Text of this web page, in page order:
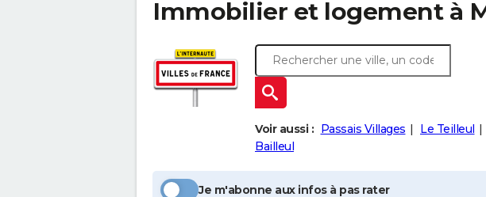
Immobilier et logement à
Voir aussi : Passais Villages Le Teilleul
Bailleul
Je m'abonne aux infos à pas rater